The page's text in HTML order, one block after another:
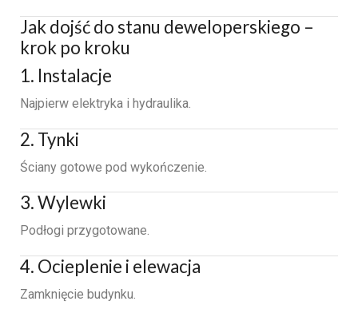
Jak dojść do stanu deweloperskiego –
krok po kroku
1. Instalacje
Najpierw elektryka i hydraulika.
2. Tynki
Ściany gotowe pod wykończenie.
3. Wylewki
Podłogi przygotowane.
4. Ocieplenie i elewacja
Zamknięcie budynku.